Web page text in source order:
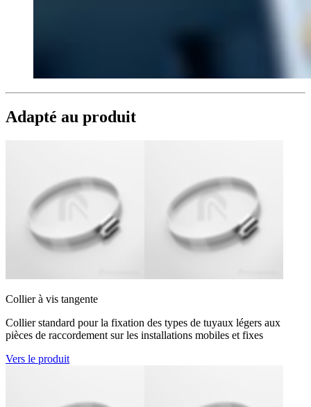
Adapté au produit
Collier à vis tangente
Collier standard pour la fixation des types de tuyaux légers aux
pièces de raccordement sur les installations mobiles et fixes
Vers le produit